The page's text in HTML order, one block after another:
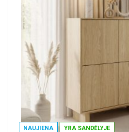
NAUJIENA YRA SANDĖLYJE